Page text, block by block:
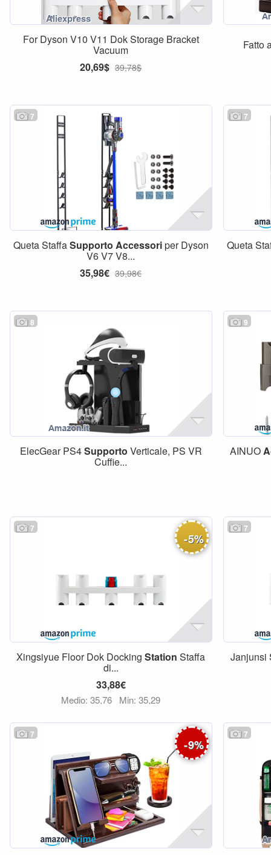
For Dyson V10 V11 Dok Storage Bracket
Vacuum
20,69$ 39,78$
Fatto
7
Queta StaffaSupporto Accessoriper Dyson
V6 V7 V8...
35,98€ 39,98€
7
Queta
8
ElecGear PS4Supporto Verticale, PS VR
Cuffie...
9
AINUO
7
-5%
Xingsiyue Floor Dok DockingStation Staffa
di...
33,88€
Medio: 35,76 Min: 35,29
7
Janjunsi
7
-9%
7